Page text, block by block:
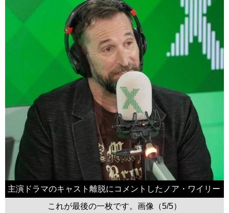
主演ドラマのキャスト離脱にコメントしたノア・ワイリー
これが最後の一枚です。画像（5/5）